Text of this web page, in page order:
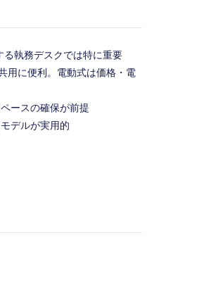
執務デスクでは特に重要
用に便利。電動式は価格・電
ースの確保が前提
デルが実用的